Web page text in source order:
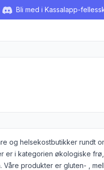
Bli med i Kassalapp-
og helsekostbutikker rundt
er i kategorien økologiske
Våre produkter er gluten- ,